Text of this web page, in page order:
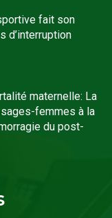
fait son
d’interruption
maternelle: La
femmes à la
du post-